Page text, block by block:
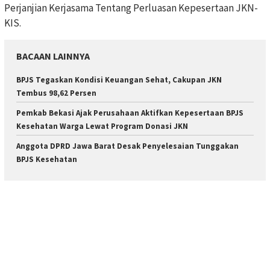
Perjanjian Kerjasama Tentang Perluasan Kepesertaan JKN-
KIS.
BACAAN LAINNYA
BPJS Tegaskan Kondisi Keuangan Sehat, Cakupan JKN
Tembus 98,62 Persen
Pemkab Bekasi Ajak Perusahaan Aktifkan Kepesertaan BPJS
Kesehatan Warga Lewat Program Donasi JKN
Anggota DPRD Jawa Barat Desak Penyelesaian Tunggakan
BPJS Kesehatan